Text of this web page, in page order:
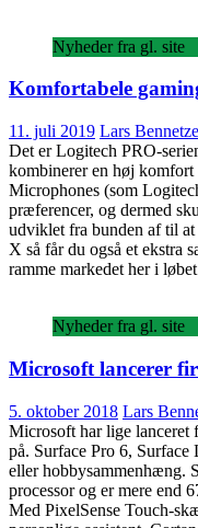
Nyheder fra gl. site
Komfortabele
11. juli 2019 Lars
Det er Logitech PRO-
kombinerer en høj
Microphones (som
præferencer, og dermed
udviklet fra bunden af til
X så får du også et ekstra
ramme markedet her i
Nyheder fra gl. site
Microsoft lancerer
5. oktober 2018 Lars
Microsoft har lige lanceret
på. Surface Pro 6, Surface
eller hobbysammenhæng.
processor og er mere end
Med PixelSense Touch-